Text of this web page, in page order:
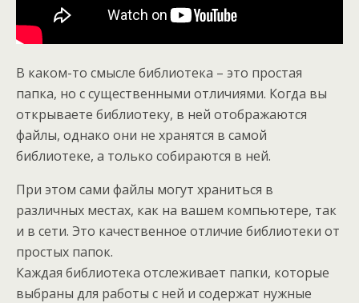
В каком-то смысле библиотека – это простая
папка, но с существенными отличиями. Когда вы
открываете библиотеку, в ней отображаются
файлы, однако они не хранятся в самой
библиотеке, а только собираются в ней.
При этом сами файлы могут храниться в
различных местах, как на вашем компьютере, так
и в сети. Это качественное отличие библиотеки от
простых папок.
Каждая библиотека отслеживает папки, которые
выбраны для работы с ней и содержат нужные